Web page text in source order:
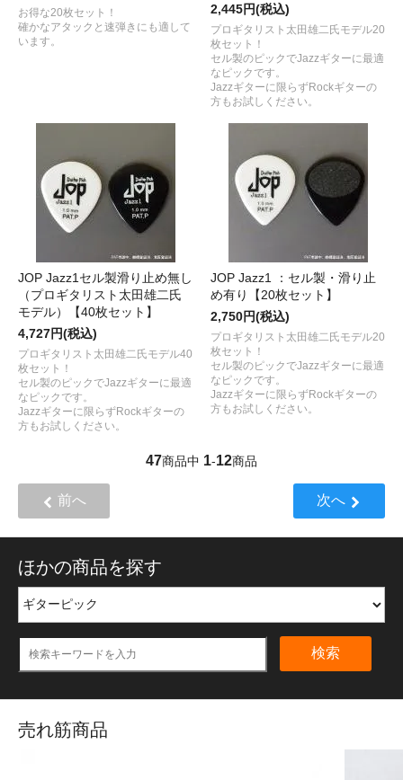
お得な20枚セット！
確かなアタックと速弾きにも適して
います。
2,445円(税込)
プロギタリスト太田雄二氏モデル20
枚セット！
セル製のピックでJazzギターに最適
なピックです。
Jazzギターに限らずRockギターの
方もお試しください。
JOP Jazz1セル製滑り止め無し
（プロギタリスト太田雄二氏
モデル）【40枚セット】
4,727円(税込)
プロギタリスト太田雄二氏モデル40
枚セット！
セル製のピックでJazzギターに最適
なピックです。
Jazzギターに限らずRockギターの
方もお試しください。
JOP Jazz1 ：セル製・滑り止
め有り【20枚セット】
2,750円(税込)
プロギタリスト太田雄二氏モデル20
枚セット！
セル製のピックでJazzギターに最適
なピックです。
Jazzギターに限らずRockギターの
方もお試しください。
47商品中 1-12商品
前へ 次へ
ほかの商品を探す
検索
売れ筋商品